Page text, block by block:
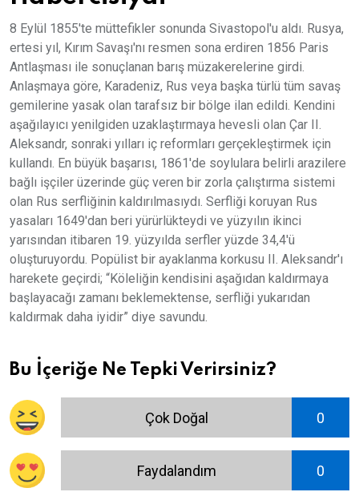
8 Eylül 1855'te müttefikler sonunda Sivastopol'u aldı. Rusya,
ertesi yıl, Kırım Savaşı'nı resmen sona erdiren 1856 Paris
Antlaşması ile sonuçlanan barış müzakerelerine girdi.
Anlaşmaya göre, Karadeniz, Rus veya başka türlü tüm savaş
gemilerine yasak olan tarafsız bir bölge ilan edildi. Kendini
aşağılayıcı yenilgiden uzaklaştırmaya hevesli olan Çar II.
Aleksandr, sonraki yılları iç reformları gerçekleştirmek için
kullandı. En büyük başarısı, 1861'de soylulara belirli arazilere
bağlı işçiler üzerinde güç veren bir zorla çalıştırma sistemi
olan Rus serfliğinin kaldırılmasıydı. Serfliği koruyan Rus
yasaları 1649'dan beri yürürlükteydi ve yüzyılın ikinci
yarısından itibaren 19. yüzyılda serfler yüzde 34,4'ü
oluşturuyordu. Popülist bir ayaklanma korkusu II. Aleksandr'ı
harekete geçirdi; “Köleliğin kendisini aşağıdan kaldırmaya
başlayacağı zamanı beklemektense, serfliği yukarıdan
kaldırmak daha iyidir” diye savundu.
Bu İçeriğe Ne Tepki Verirsiniz?
Çok Doğal 0
Faydalandım 0